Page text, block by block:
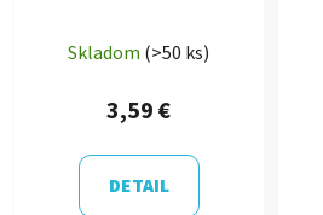
Skladom (>50 ks)
3,59 €
DETAIL